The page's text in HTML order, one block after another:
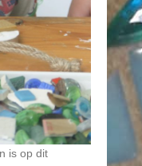
is op dit